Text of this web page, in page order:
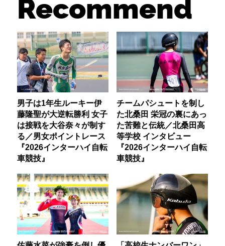
Recommend
男子は1年生ルーキー伊
藤隆聖が大逆転勝利 女子
は接戦を大谷奈々が制す
る／男女ポイントレース
『2026インターハイ自転
車競技』
チームパシュートを制し
た北桑田 栄冠の裏にあっ
た苦難と伝統／北桑田高
等学校 インタビュー
『2026インターハイ自転
車競技』